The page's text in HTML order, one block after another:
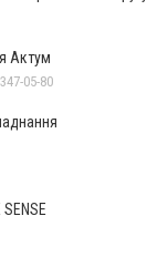
Актум
05-80